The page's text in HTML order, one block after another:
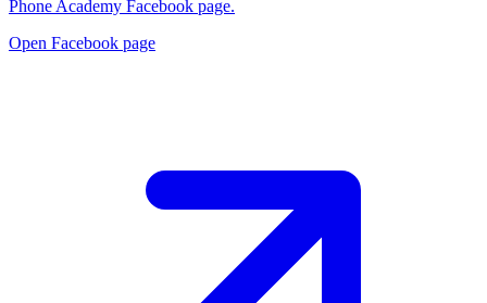
Phone Academy Facebook page.
Open Facebook page